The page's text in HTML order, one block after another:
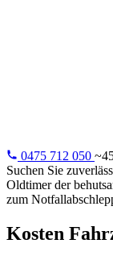
0475 712 050
Suchen Sie
Oldtimer der
zum
Kosten